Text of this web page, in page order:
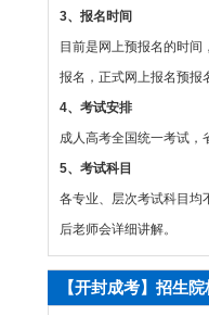
3、报名时间
目前是网上预报名的时
报名，正式网上报名预报
4、考试安排
成人高考全国统一考试，
5、考试科目
各专业、层次考试科目均
后老师会详细讲解。
【开封成考】招生院